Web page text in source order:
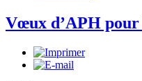
Vœux d’APH pour